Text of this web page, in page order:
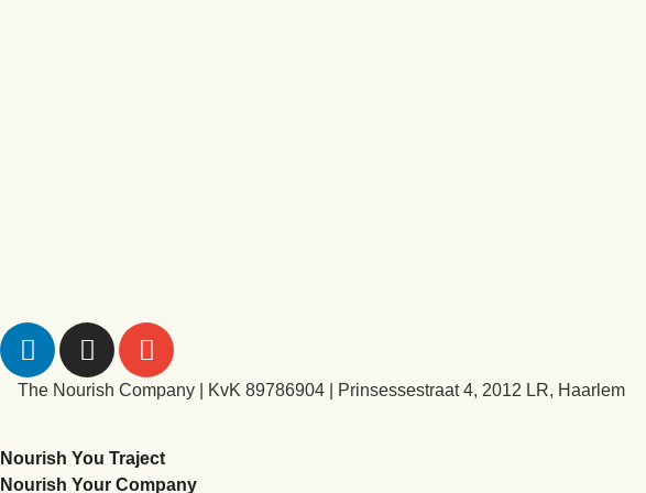
The Nourish Company | KvK 89786904 | Prinsessestraat 4, 2012 LR, Haarlem
Nourish You Traject
Nourish Your Company